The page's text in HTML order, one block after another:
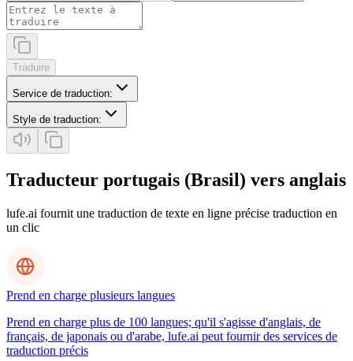
Traduire
Service de traduction:
Style de traduction:
Traducteur portugais (Brasil) vers anglais
lufe.ai fournit une traduction de texte en ligne précise traduction en
un clic
Prend en charge plusieurs langues
Prend en charge plus de 100 langues; qu'il s'agisse d'anglais, de
français, de japonais ou d'arabe, lufe.ai peut fournir des services de
traduction précis